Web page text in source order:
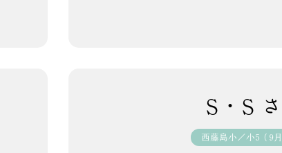
S・S
西藤島小／小5（9